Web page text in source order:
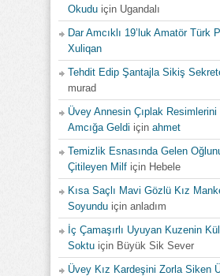
Okudu için Ugandalı
Dar Amcıklı 19’luk Amatör Türk
Xuliqan
Tehdit Edip Şantajla Sikiş
murad
Üvey Annesin Çıplak
Amcığa Geldi için ahmet
Temizlik Esnasında Gelen
Çitileyen Milf için Hebele
Kısa Saçlı Mavi Gözlü Kız
Soyundu için anladım
İç Çamaşırlı Uyuyan Kuzenin
Soktu için Büyük Sik Sever
Üvey Kız Kardeşini Zorla Siken